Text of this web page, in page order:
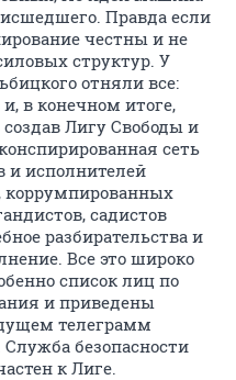
Правда если
честны и не
структур. У
отняли все:
в конечном итоге,
Лигу Свободы и
сеть
и исполнителей
коррумпированных
садистов
разбирательства и
Все это широко
список лиц по
и приведены
телеграмм
Служба безопасности
к Лиге.